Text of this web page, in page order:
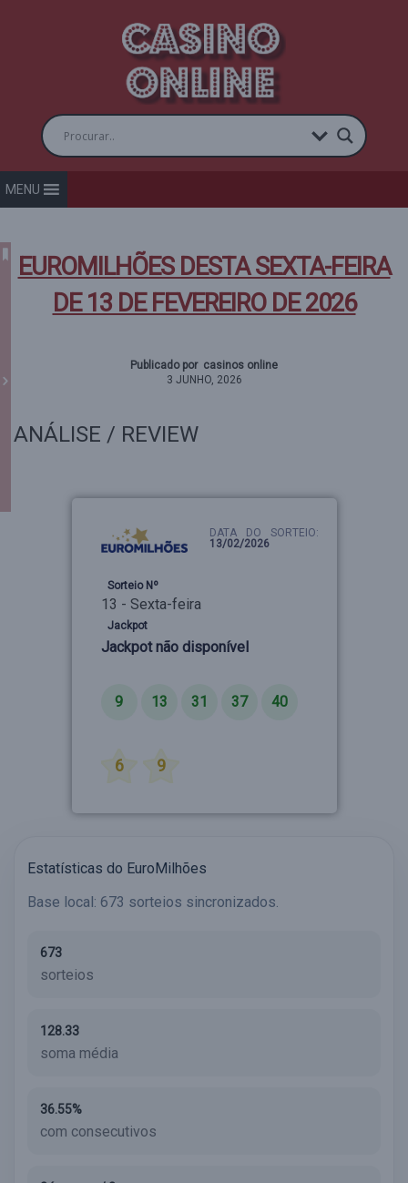
MENU
EUROMILHÕES DESTA SEXTA-FEIRA
DE 13 DE FEVEREIRO DE 2026
Publicado por casinos online
3 JUNHO, 2026
ANÁLISE / REVIEW
DATA DO SORTEIO:
13/02/2026
Sorteio Nº
13 - Sexta-feira
Jackpot
Jackpot não disponível
9 13 31 37 40
6 9
Estatísticas do EuroMilhões
Base local: 673 sorteios sincronizados.
673
sorteios
128.33
soma média
36.55%
com consecutivos